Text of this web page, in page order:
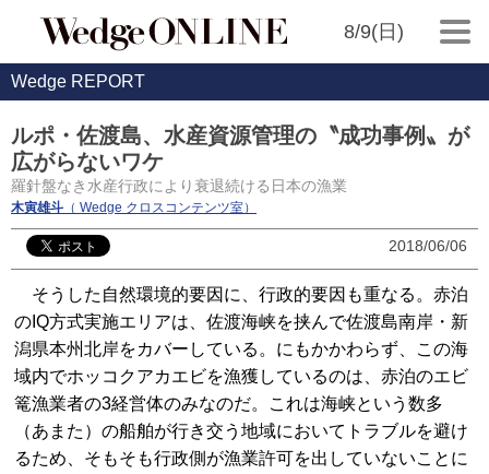
8/9(日)
Wedge REPORT
ルポ・佐渡島、水産資源管理の〝成功事例〟が
広がらないワケ
羅針盤なき水産行政により衰退続ける日本の漁業
木寅雄斗 （ Wedge クロスコンテンツ室）
2018/06/06
そうした自然環境的要因に、行政的要因も重なる。赤泊
のIQ方式実施エリアは、佐渡海峡を挟んで佐渡島南岸・新
潟県本州北岸をカバーしている。にもかかわらず、この海
域内でホッコクアカエビを漁獲しているのは、赤泊のエビ
篭漁業者の3経営体のみなのだ。これは海峡という数多
（あまた）の船舶が行き交う地域においてトラブルを避け
るため、そもそも行政側が漁業許可を出していないことに